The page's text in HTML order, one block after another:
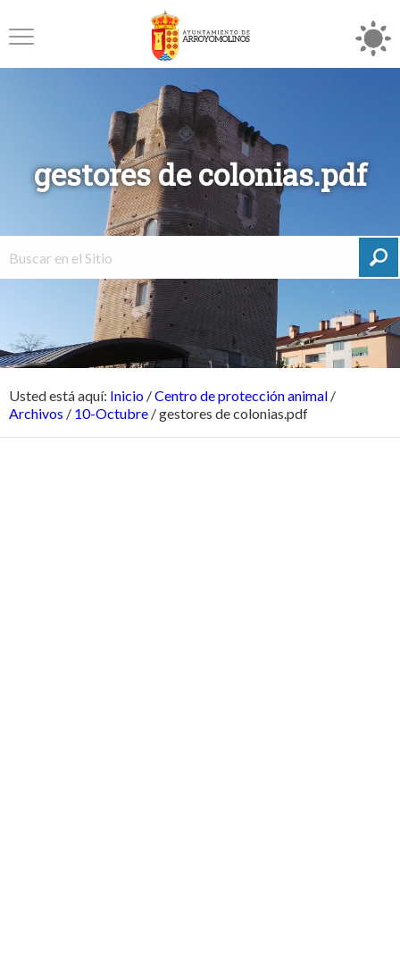
gestores de colonias.pdf
Usted está aquí: Inicio /Centro de protección animal /
Archivos / 10-Octubre /gestores de colonias.pdf